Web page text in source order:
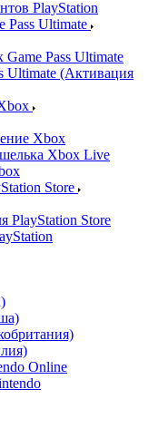
PlayStation
Pass Ultimate
Pass Ultimate
Ultimate (Активация
Xbox
Xbox Live
Store
PlayStation Store
Online